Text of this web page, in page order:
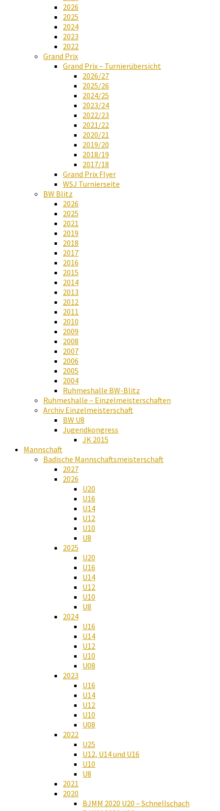
2026
2025
2024
2023
2022
Grand Prix
Grand Prix – Turnierübersicht
2026/27
2025/26
2024/25
2023/24
2022/23
2021/22
2020/21
2019/20
2018/19
2017/18
Grand Prix Flyer
WSJ Turnierseite
BW Blitz
2026
2025
2021
2019
2018
2017
2016
2015
2014
2013
2012
2011
2010
2009
2008
2007
2006
2005
2004
Ruhmeshalle BW-Blitz
Ruhmeshalle – Einzelmeisterschaften
Archiv Einzelmeisterschaft
BW U8
Jugendkongress
JK 2015
Mannschaft
Badische Mannschaftsmeisterschaft
2027
2026
U20
U16
U14
U12
U10
U8
2025
U20
U16
U14
U12
U10
U8
2024
U16
U14
U12
U10
U08
2023
U16
U14
U12
U10
U08
2022
U25
U12, U14 und U16
U10
U8
2021
2020
BJMM 2020 U20 – Schnellschach